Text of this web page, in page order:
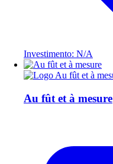
Investimento: N/A
Au fût et à mesure